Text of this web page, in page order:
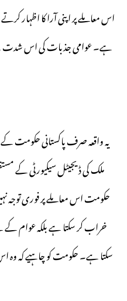
اس معاملے پر اپنی آرا کا
ہے۔ عوامی جذبات کی اس شدت
یہ واقعہ صرف پاکستانی حکومت کے
ملک کی ڈیجیٹل سیکیورٹی کے
حکومت اس معاملے پر فوری توجہ
خراب کر سکتا ہے بلکہ عوام کے
سکتا ہے۔ حکومت کو چاہیے کہ وہ